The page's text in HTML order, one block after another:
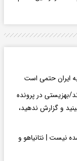
به ایران حتمی است
بهزیستی در پرونده
و گزارش ندهید،
نیست | نتانیاهو و